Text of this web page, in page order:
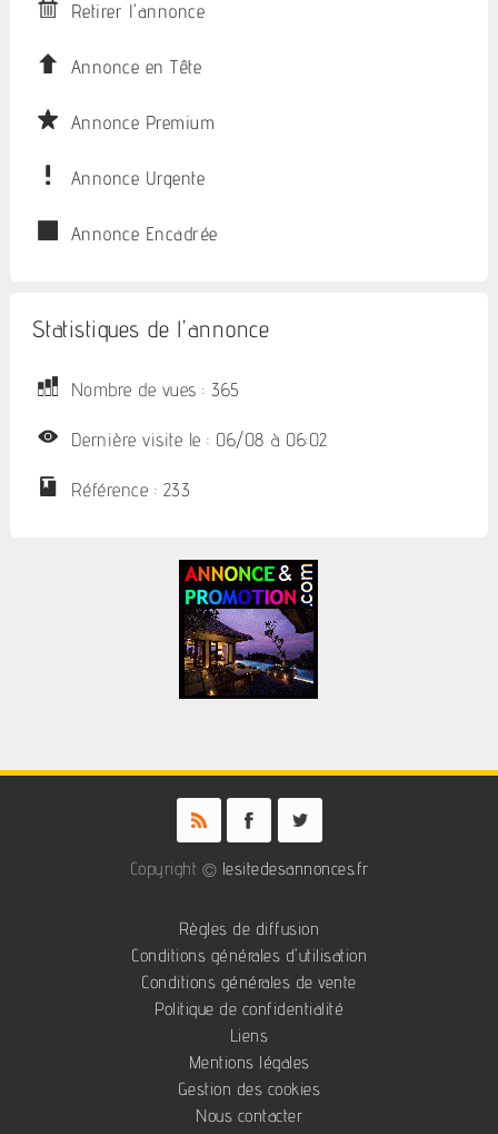
Retirer l'annonce
Annonce en Tête
Annonce Premium
Annonce Urgente
Annonce Encadrée
Statistiques de l'annonce
Nombre de vues : 365
Dernière visite le : 06/08 à 06:02
Référence : 233
Copyright © lesitedesannonces.fr
Règles de diffusion
Conditions générales d'utilisation
Conditions générales de vente
Politique de confidentialité
Liens
Mentions légales
Gestion des cookies
Nous contacter